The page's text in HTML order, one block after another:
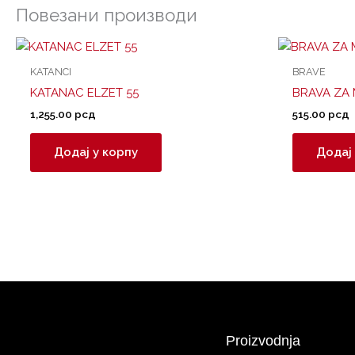
Повезани производи
KATANCI
KATANAC ELZET 55
1,255.00 рсд
Додај у корпу
BRAVE
BRAVA ZA
515.00 рсд
Додај
Proizvodnja